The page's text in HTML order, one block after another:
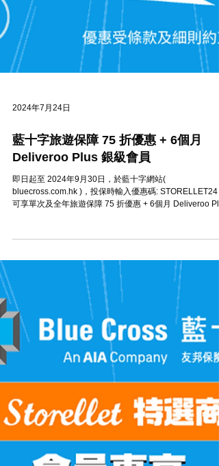
2024年7月24日
藍十字旅遊保障 75 折優惠 + 6個月
Deliveroo Plus 銀級會員
即日起至 2024年9月30日，於藍十字網站(
銀級會員。 ✨成功使用優惠碼投保後，如何兌換 6個月...